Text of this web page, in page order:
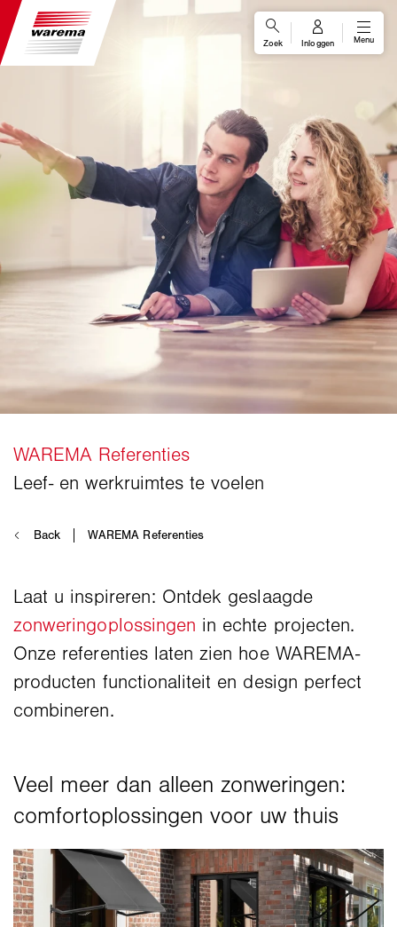
Laat u inspireren: Ontdek geslaagde
zonweringoplossingen in echte projecten.
Onze referenties laten zien hoe WAREMA-
producten functionaliteit en design perfect
combineren.